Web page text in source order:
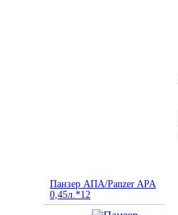
Панзер АПА/Panzer APA
0,45л.*12